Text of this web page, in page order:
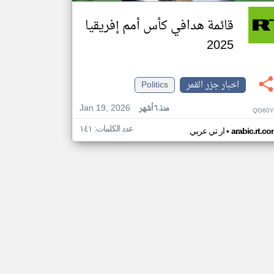
قائمة هدافي كأس أمم إفريقيا
2025
اخبار جزر القمر
Politics
Jan 19, 2026
منذ ٦ أشهر
ار تي عربي• عدد الكلمات: ١٤١